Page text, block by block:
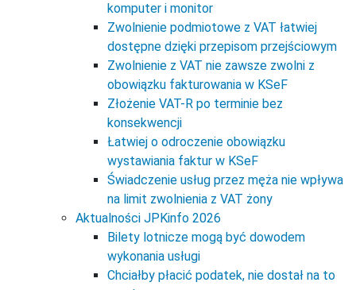
komputer i monitor
Zwolnienie podmiotowe z VAT łatwiej
dostępne dzięki przepisom przejściowym
Zwolnienie z VAT nie zawsze zwolni z
obowiązku fakturowania w KSeF
Złożenie VAT-R po terminie bez
konsekwencji
Łatwiej o odroczenie obowiązku
wystawiania faktur w KSeF
Świadczenie usług przez męża nie wpływa
na limit zwolnienia z VAT żony
Aktualności JPKinfo 2026
Bilety lotnicze mogą być dowodem
wykonania usługi
Chciałby płacić podatek, nie dostał na to